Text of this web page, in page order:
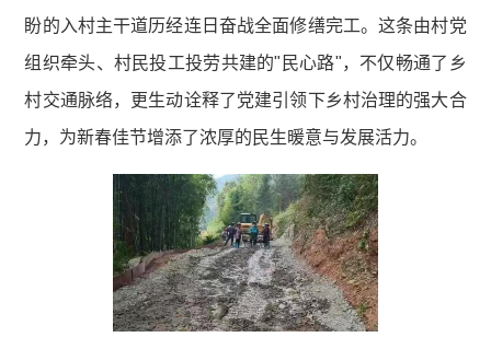
盼的入村主干道历经连日奋战全面修缮完工。这条由村党
组织牵头、村民投工投劳共建的"民心路"，不仅畅通了乡
村交通脉络，更生动诠释了党建引领下乡村治理的强大合
力，为新春佳节增添了浓厚的民生暖意与发展活力。